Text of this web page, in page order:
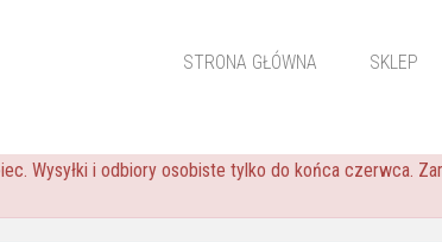
STRONA GŁÓWNA SKLEP
Wysyłki i odbiory osobiste tylko do końca czerwca.